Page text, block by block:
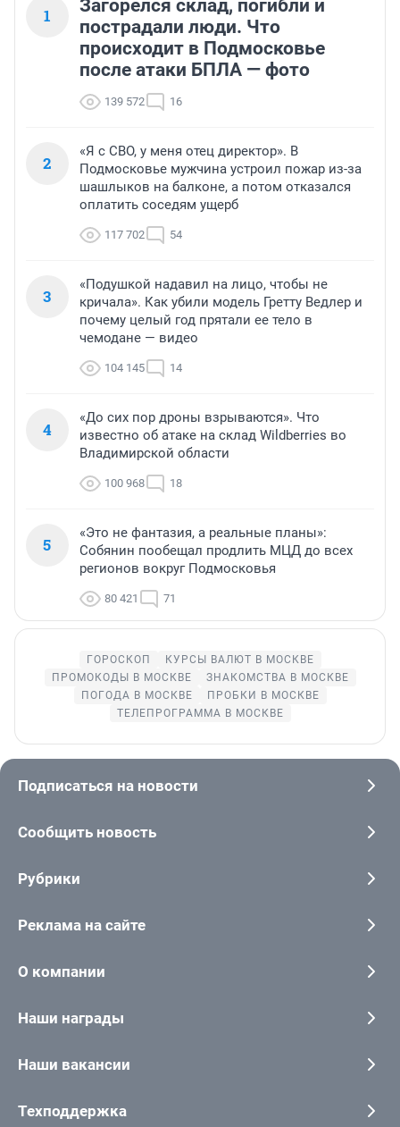
1
Загорелся склад, погибли и
пострадали люди. Что
происходит в Подмосковье
после атаки БПЛА — фото
139 572 16
2
«Я с СВО, у меня отец директор». В
Подмосковье мужчина устроил пожар из-за
шашлыков на балконе, а потом отказался
оплатить соседям ущерб
117 702 54
3
«Подушкой надавил на лицо, чтобы не
кричала». Как убили модель Гретту Ведлер и
почему целый год прятали ее тело в
чемодане — видео
104 145 14
4
«До сих пор дроны взрываются». Что
известно об атаке на склад Wildberries во
Владимирской области
100 968 18
5
«Это не фантазия, а реальные планы»:
Собянин пообещал продлить МЦД до всех
регионов вокруг Подмосковья
80 421 71
ГОРОСКОП
КУРСЫ ВАЛЮТ В МОСКВЕ
ПРОМОКОДЫ В МОСКВЕ
ЗНАКОМСТВА В МОСКВЕ
ПОГОДА В МОСКВЕ
ПРОБКИ В МОСКВЕ
ТЕЛЕПРОГРАММА В МОСКВЕ
Подписаться на новости
Сообщить новость
Рубрики
Реклама на сайте
О компании
Наши награды
Наши вакансии
Техподдержка